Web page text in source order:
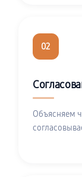
02
Объясняем